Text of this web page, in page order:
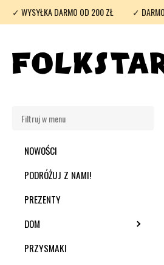
✓ WYSYŁKA DARMO OD 200 ZŁ ✓
NOWOŚCI
PODRÓŻUJ Z NAMI!
PREZENTY
DOM
PRZYSMAKI